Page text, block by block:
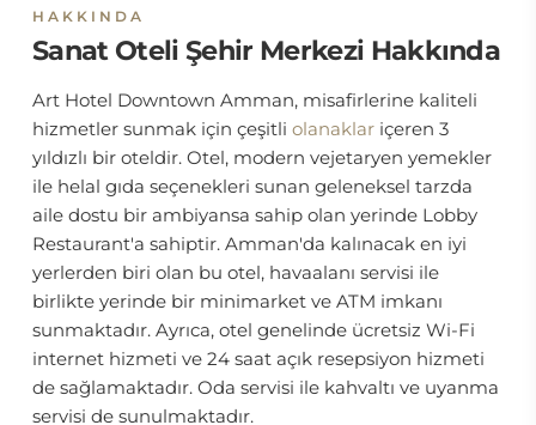
HAKKINDA
Sanat Oteli Şehir Merkezi Hakkında
Art Hotel Downtown Amman, misafirlerine kaliteli
hizmetler sunmak için çeşitli olanaklar içeren 3
yıldızlı bir oteldir. Otel, modern vejetaryen yemekler
ile helal gıda seçenekleri sunan geleneksel tarzda
aile dostu bir ambiyansa sahip olan yerinde Lobby
Restaurant'a sahiptir. Amman'da kalınacak en iyi
yerlerden biri olan bu otel, havaalanı servisi ile
birlikte yerinde bir minimarket ve ATM imkanı
sunmaktadır. Ayrıca, otel genelinde ücretsiz Wi-Fi
internet hizmeti ve 24 saat açık resepsiyon hizmeti
de sağlamaktadır. Oda servisi ile kahvaltı ve uyanma
servisi de sunulmaktadır.